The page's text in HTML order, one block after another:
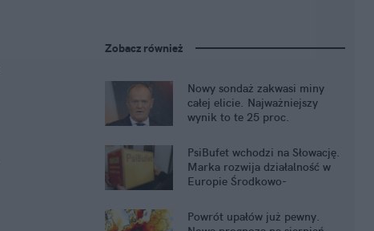
Zobacz również
Nowy sondaż zakwasi miny
całej elicie. Najważniejszy
wynik to te 25 proc.
PsiBufet wchodzi na Słowację.
Marka rozwija działalność w
Europie Środkowo-
Powrót upałów już pewny.